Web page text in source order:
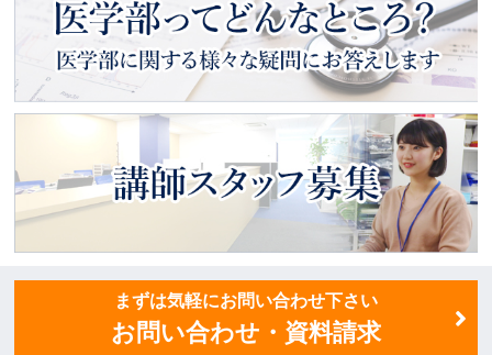
医学部ってどんなところ？医学部に関する様々な疑問にお
まずは気軽にお問い合わせ下さい
お問い合わせ・資料請求